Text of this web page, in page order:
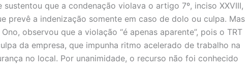
sustentou que a condenação violava o artigo 7º, inciso XXVIII,
prevê a indenização somente em caso de dolo ou culpa. Mas
observou que a violação “é apenas aparente”, pois o TRT
da empresa, que impunha ritmo acelerado de trabalho na
no local. Por unanimidade, o recurso não foi conhecido